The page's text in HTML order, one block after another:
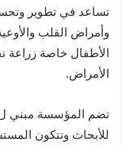
تساعد في تطوير
وأمراض القلب
الأطفال خاصة زراعة
الأمراض.
تضم المؤسسة مبني